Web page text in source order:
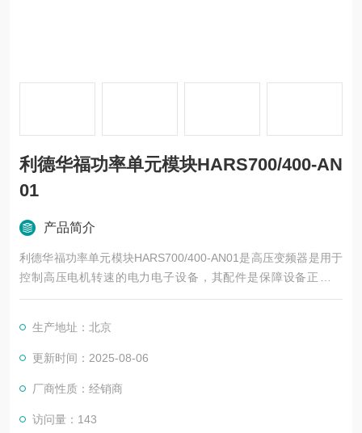
利德华福功率单元模块HARS700/400-AN
01
产品简介
利德华福功率单元模块HARS700/400-AN01是高压变频器是用于
控制高压电机转速的电力电子设备，其配件是保障设备正常运
行、实现功能扩展及维护维修的重要组成部分。这些配件种类繁
生产地址：北京
更新时间：2025-08-06
厂商性质：经销商
访问量：143